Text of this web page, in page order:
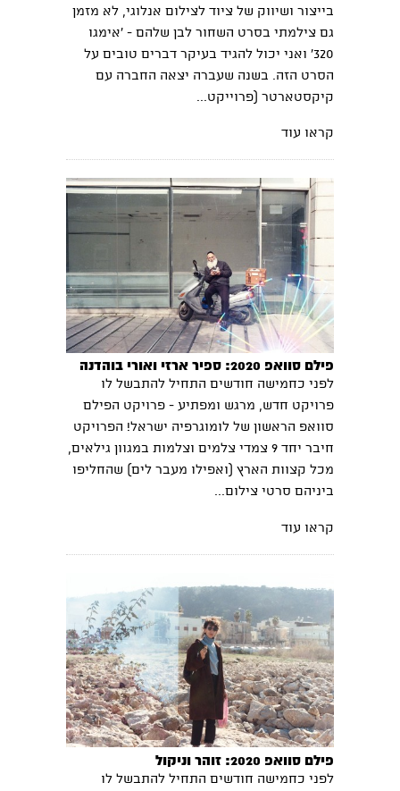
בייצור ושיווק של ציוד לצילום אנלוגי, לא מזמן
גם צילמתי בסרט השחור לבן שלהם - 'אימגו
320' ואני יכול להגיד בעיקר דברים טובים על
הסרט הזה. בשנה שעברה יצאה החברה עם
קיקסטארטר (פרוייקט...
קראו עוד
פילם סוואפ 2020: ספיר ארזי ואורי בוהדנה
לפני כחמישה חודשים התחיל להתבשל לו
פרויקט חדש, מרגש ומפתיע - פרויקט הפילם
סוואפ הראשון של לומוגרפיה ישראל! הפרויקט
חיבר יחד 9 צמדי צלמים וצלמות במגוון גילאים,
מכל קצוות הארץ (ואפילו מעבר לים) שהחליפו
ביניהם סרטי צילום...
קראו עוד
פילם סוואפ 2020: זוהר וניקול
לפני כחמישה חודשים התחיל להתבשל לו